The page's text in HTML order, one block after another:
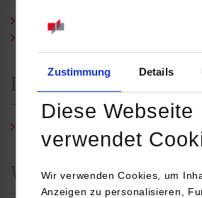
Zustimmung Details
Diese Webseite
verwendet
Wir verwenden Cookies, um
Anzeigen zu personalisieren,
Prof. Dr. Ing. Markus Kaupp
Prof. Dr. habil. Martin Plümicke
Laboringenieur
Wissenschaftlicher